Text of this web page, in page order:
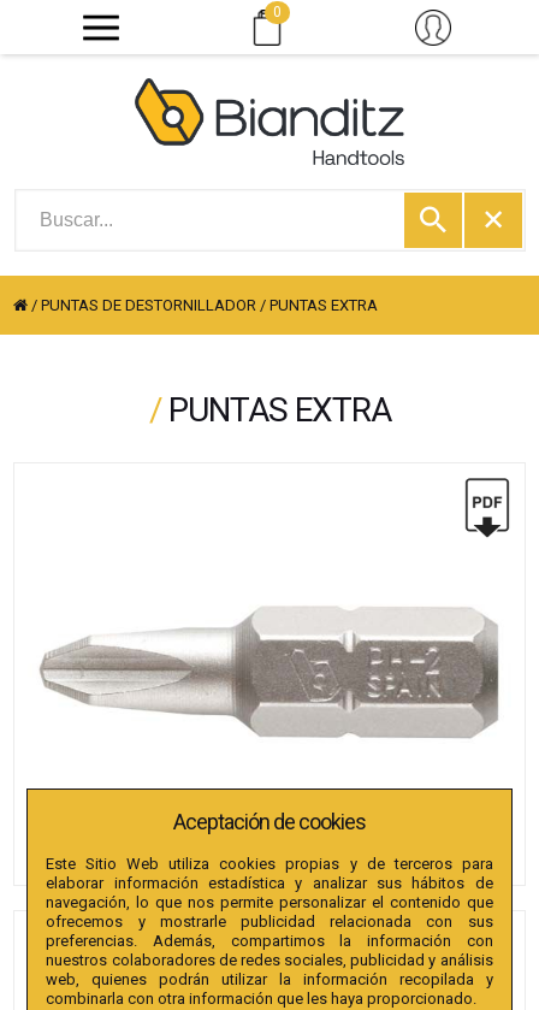
0
/PUNTAS DE DESTORNILLADOR /PUNTAS EXTRA
/ PUNTAS EXTRA
PUNTAS BIANDITZ PH 1 X
25MM 1/4" EXTRA 3U.
Aceptación de cookies
Este Sitio Web utiliza cookies propias y de terceros para
elaborar información estadística y analizar sus hábitos de
navegación, lo que nos permite personalizar el contenido que
ofrecemos y mostrarle publicidad relacionada con sus
preferencias. Además, compartimos la información con
nuestros colaboradores de redes sociales, publicidad y análisis
web, quienes podrán utilizar la información recopilada y
combinarla con otra información que les haya proporcionado.